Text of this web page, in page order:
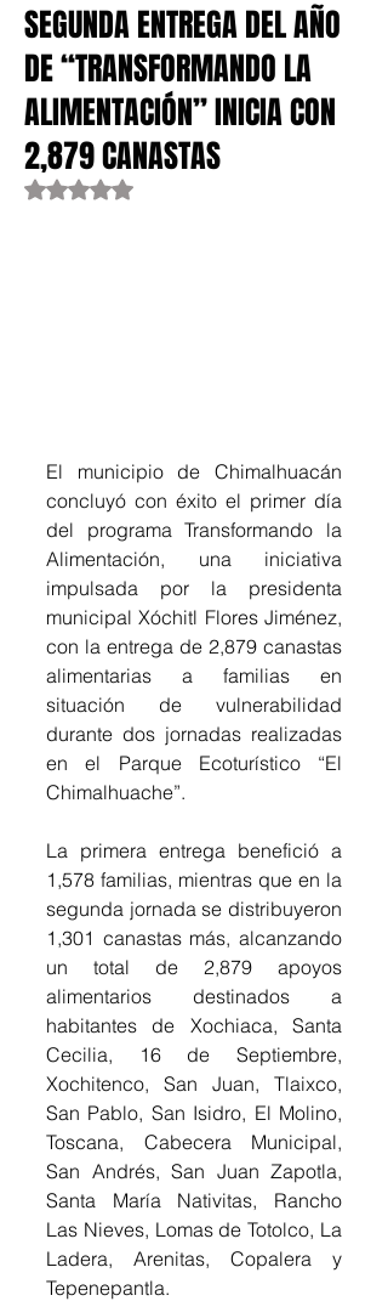
SEGUNDA ENTREGA DEL AÑO
DE “TRANSFORMANDO LA
ALIMENTACIÓN” INICIA CON
2,879 CANASTAS
Obtuvo NaN de 5 estrellas.
El municipio de Chimalhuacán
concluyó con éxito el primer día
del programa Transformando la
Alimentación, una iniciativa
impulsada por la presidenta
municipal Xóchitl Flores Jiménez,
con la entrega de 2,879 canastas
alimentarias a familias en
situación de vulnerabilidad
durante dos jornadas realizadas
en el Parque Ecoturístico “El
Chimalhuache”.
La primera entrega benefició a
1,578 familias, mientras que en la
segunda jornada se distribuyeron
1,301 canastas más, alcanzando
un total de 2,879 apoyos
alimentarios destinados a
habitantes de Xochiaca, Santa
Cecilia, 16 de Septiembre,
Xochitenco, San Juan, Tlaixco,
San Pablo, San Isidro, El Molino,
Toscana, Cabecera Municipal,
San Andrés, San Juan Zapotla,
Santa María Nativitas, Rancho
Las Nieves, Lomas de Totolco, La
Ladera, Arenitas, Copalera y
Tepenepantla.